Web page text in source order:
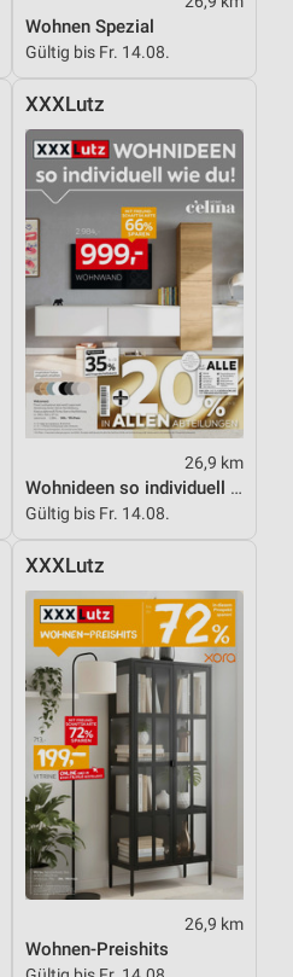
Wohnen Spezial
Gültig bis Fr. 14.08.
XXXLutz
26,9 km
Wohnideen so individuell wie du!
Gültig bis Fr. 14.08.
XXXLutz
26,9 km
Wohnen-Preishits